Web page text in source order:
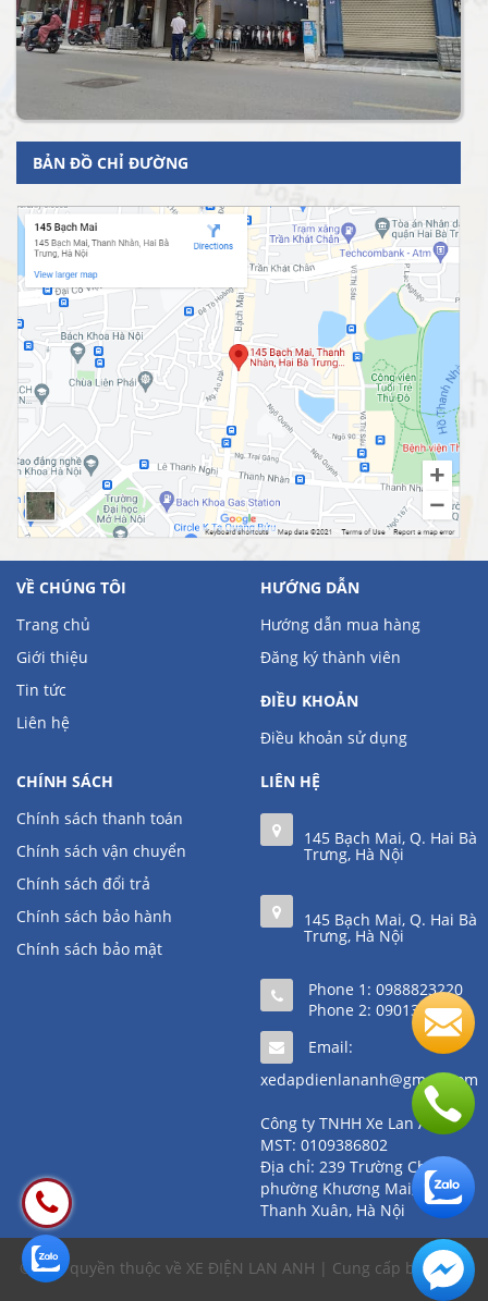
BẢN ĐỒ CHỈ ĐƯỜNG
VỀ CHÚNG TÔI
Trang chủ
Giới thiệu
Tin tức
Liên hệ
HƯỚNG DẪN
Hướng dẫn mua hàng
Đăng ký thành viên
ĐIỀU KHOẢN
Điều khoản sử dụng
CHÍNH SÁCH
Chính sách thanh toán
Chính sách vận chuyển
Chính sách đổi trả
Chính sách bảo hành
Chính sách bảo mật
LIÊN HỆ
145 Bạch Mai, Q. Hai Bà
Trưng, Hà Nội
145 Bạch Mai, Q. Hai Bà
Trưng, Hà Nội
Phone 1: 0988823220
Phone 2: 0901361111
Email:
xedapdienlananh@gmail.com
Công ty TNHH Xe Lan Anh
MST: 0109386802
Địa chỉ: 239 Trường Chinh,
phường Khương Mai, quận
Thanh Xuân, Hà Nội
© Bản quyền thuộc về XE ĐIỆN LAN ANH | Cung cấp bởiSapo